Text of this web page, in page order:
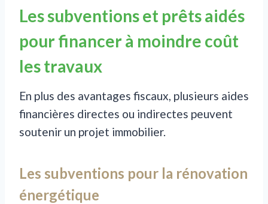
Les subventions et prêts aidés
pour financer à moindre coût
les travaux
En plus des avantages fiscaux, plusieurs aides
financières directes ou indirectes peuvent
soutenir un projet immobilier.
Les subventions pour la rénovation
énergétique